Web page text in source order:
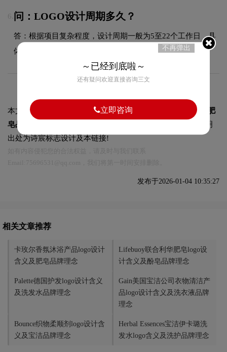
6. 问：LOGO设计周期多久？
答：根据项目复杂程度，设计周期一般为5至22个工作日，具
体时间在签订合同时与您确认。
本文标题和链接
Camay卡玫尔香氛沐浴产品logo设计含义及肥
皂品牌理念:
转载时请注明
出处为诗宸标志设计及本链接!
发布于2026-01-04 10:35:27
相关文章推荐
卡玫尔香氛沐浴产品logo设计
含义及肥皂品牌理念
Lifebuoy联合利华肥皂logo设
计含义及酚皂品牌理念
Palette德国护发logo设计含义
及洗发水品牌理念
Gain美国宝洁公司衣物清洁产
品logo设计含义及洗衣液品牌
理念
Bounce织物柔顺剂logo设计含
义及宝洁品牌理念
Herbal Essences宝洁伊卡璐洗
发水logo含义及洗护品牌理念
不再弹出
～已经到底啦～
还有疑问欢迎直接咨询三文
立即咨询